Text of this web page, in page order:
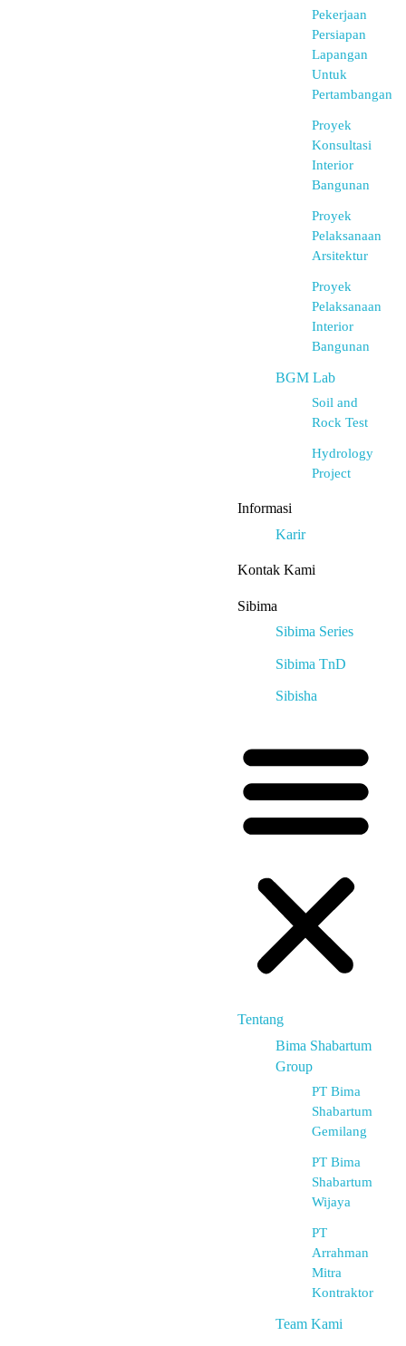
Pekerjaan
Persiapan
Lapangan
Untuk
Pertambangan
Proyek
Konsultasi
Interior
Bangunan
Proyek
Pelaksanaan
Arsitektur
Proyek
Pelaksanaan
Interior
Bangunan
BGM Lab
Soil and
Rock Test
Hydrology
Project
Informasi
Karir
Kontak Kami
Sibima
Sibima Series
Sibima TnD
Sibisha
Tentang
Bima Shabartum
Group
PT Bima
Shabartum
Gemilang
PT Bima
Shabartum
Wijaya
PT
Arrahman
Mitra
Kontraktor
Team Kami